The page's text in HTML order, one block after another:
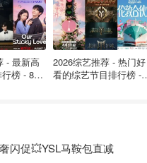
- 最新高
榜 - 8月
2026综艺推荐 - 热门好
看的综艺节目排行榜 -
闪促💥YSL马鞍包直减